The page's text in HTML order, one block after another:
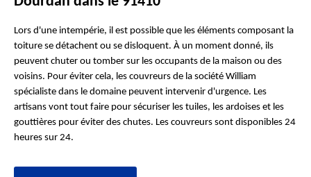
Lors d'une intempérie, il est possible que les éléments composant la
toiture se détachent ou se disloquent. À un moment donné, ils
peuvent chuter ou tomber sur les occupants de la maison ou des
voisins. Pour éviter cela, les couvreurs de la société William
spécialiste dans le domaine peuvent intervenir d'urgence. Les
artisans vont tout faire pour sécuriser les tuiles, les ardoises et les
gouttières pour éviter des chutes. Les couvreurs sont disponibles 24
heures sur 24.